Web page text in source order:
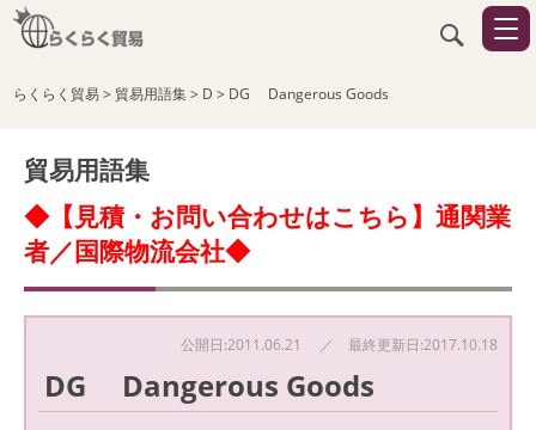
らくらく貿易> 貿易用語集> D > DG Dangerous Goods
貿易用語集
◆【見積・お問い合わせはこちら】通関業
者／国際物流会社◆
公開日:2011.06.21 ／ 最終更新日:2017.10.18
DG Dangerous Goods